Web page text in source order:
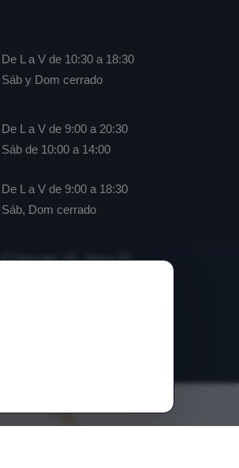
De L a V de 10:30 a 18:30
Sáb y Dom cerrado
De L a V de 9:00 a 20:30
Sáb de 10:00 a 14:00
De L a V de 9:00 a 18:30
Sáb, Dom cerrado
C/ Horcajo, 20 - Nave 23